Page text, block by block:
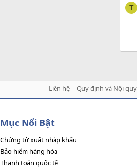
T
Liên hệ Quy định và Nội quy
Mục Nổi Bật
Chứng từ xuất nhập khẩu
Bảo hiểm hàng hóa
Thanh toán quốc tế